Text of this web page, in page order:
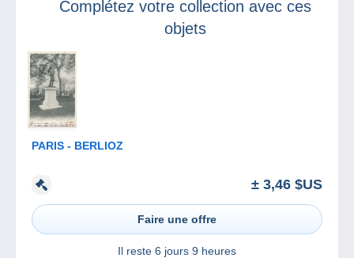
Complétez votre collection avec ces
objets
PARIS - BERLIOZ
± 3,46 $US
Faire une offre
Il reste 6 jours 9 heures